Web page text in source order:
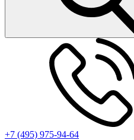
+7 (495) 975-94-64